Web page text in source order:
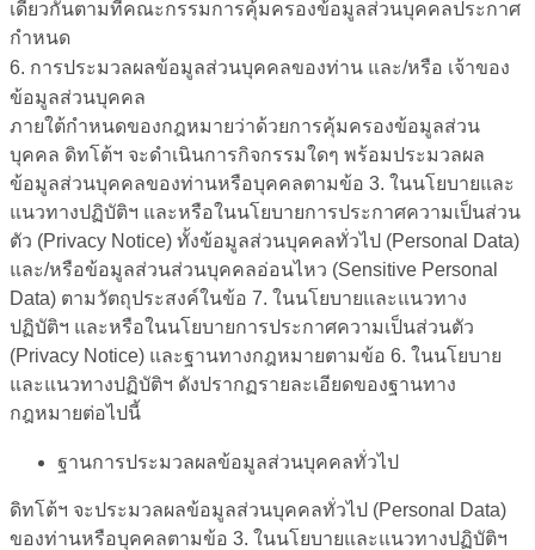
เดียวกันตามที่คณะกรรมการคุ้มครองข้อมูลส่วนบุคคลประกาศ
กำหนด
6. การประมวลผลข้อมูลส่วนบุคคลของท่าน และ/หรือ เจ้าของ
ข้อมูลส่วนบุคคล
ภายใต้กำหนดของกฎหมายว่าด้วยการคุ้มครองข้อมูลส่วน
บุคคล ดิทโต้ฯ จะดำเนินการกิจกรรมใดๆ พร้อมประมวลผล
ข้อมูลส่วนบุคคลของท่านหรือบุคคลตามข้อ 3. ในนโยบายและ
แนวทางปฏิบัติฯ และหรือในนโยบายการประกาศความเป็นส่วน
ตัว (Privacy Notice) ทั้งข้อมูลส่วนบุคคลทั่วไป (Personal Data)
และ/หรือข้อมูลส่วนส่วนบุคคลอ่อนไหว (Sensitive Personal
Data) ตามวัตถุประสงค์ในข้อ 7. ในนโยบายและแนวทาง
ปฏิบัติฯ และหรือในนโยบายการประกาศความเป็นส่วนตัว
(Privacy Notice) และฐานทางกฎหมายตามข้อ 6. ในนโยบาย
และแนวทางปฏิบัติฯ ดังปรากฏรายละเอียดของฐานทาง
กฎหมายต่อไปนี้
ฐานการประมวลผลข้อมูลส่วนบุคคลทั่วไป
ดิทโต้ฯ จะประมวลผลข้อมูลส่วนบุคคลทั่วไป (Personal Data)
ของท่านหรือบุคคลตามข้อ 3. ในนโยบายและแนวทางปฏิบัติฯ